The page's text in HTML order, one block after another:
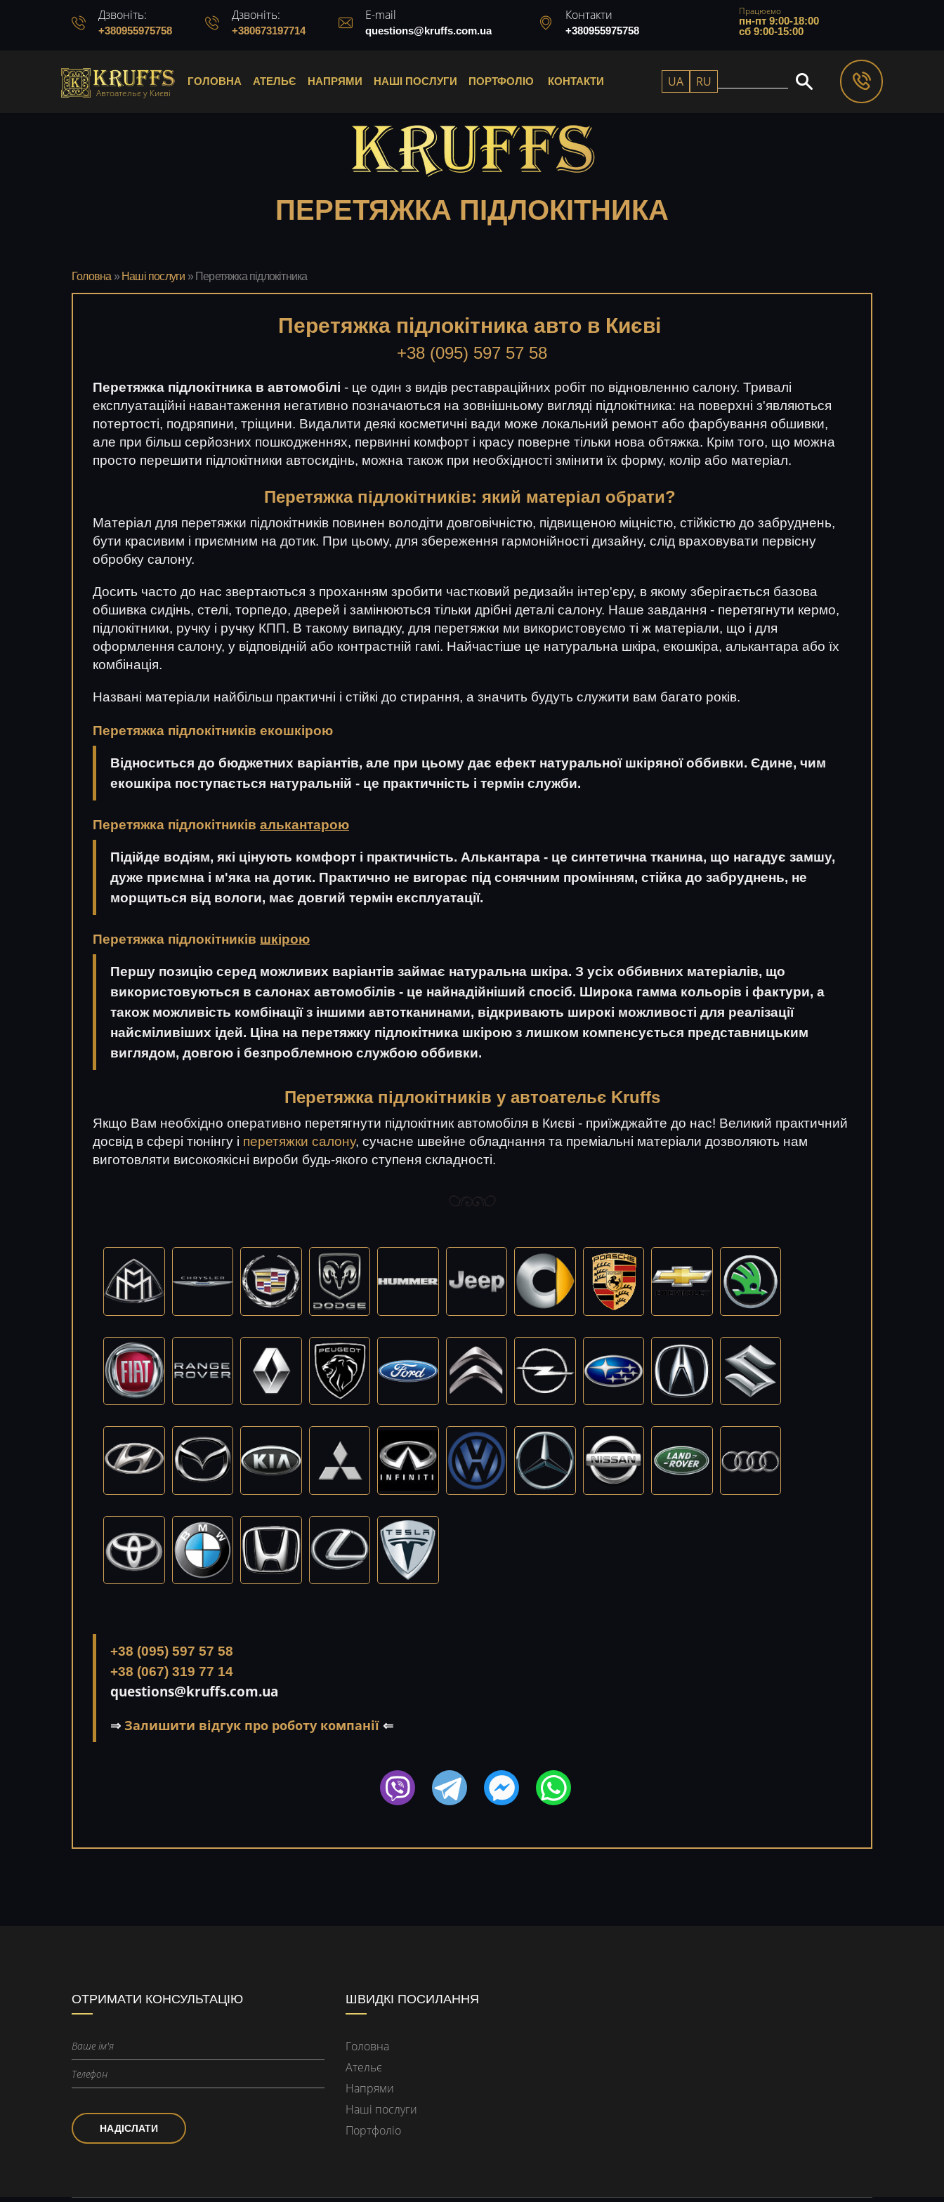
Дзвоніть:
+380955975758
Дзвоніть:
+380673197714
E-mail
questions@kruffs.com.ua
Контакти
+380955975758
Працюємо
пн-пт 9:00-18:00
сб 9:00-15:00
Автоательє у Києві
ГОЛОВНА АТЕЛЬЄ НАПРЯМИ НАШІ ПОСЛУГИ ПОРТФОЛІО КОНТАКТИ UA RU
ПЕРЕТЯЖКА ПІДЛОКІТНИКА
Головна » Наші послуги » Перетяжка підлокітника
Перетяжка підлокітника авто в Києві
+38 (095) 597 57 58
Перетяжка підлокітника в автомобілі - це один з видів реставраційних робіт по відновленню салону. Тривалі
експлуатаційні навантаження негативно позначаються на зовнішньому вигляді підлокітника: на поверхні з'являються
потертості, подряпини, тріщини. Видалити деякі косметичні вади може локальний ремонт або фарбування обшивки,
але при більш серйозних пошкодженнях, первинні комфорт і красу поверне тільки нова обтяжка. Крім того, що можна
просто перешити підлокітники автосидінь, можна також при необхідності змінити їх форму, колір або матеріал.
Перетяжка підлокітників: який матеріал обрати?
Матеріал для перетяжки підлокітників повинен володіти довговічністю, підвищеною міцністю, стійкістю до забруднень,
бути красивим і приємним на дотик. При цьому, для збереження гармонійності дизайну, слід враховувати первісну
обробку салону.
Досить часто до нас звертаються з проханням зробити частковий редизайн інтер'єру, в якому зберігається базова
обшивка сидінь, стелі, торпедо, дверей і замінюються тільки дрібні деталі салону. Наше завдання - перетягнути кермо,
підлокітники, ручку і ручку КПП. В такому випадку, для перетяжки ми використовуємо ті ж матеріали, що і для
оформлення салону, у відповідній або контрастній гамі. Найчастіше це натуральна шкіра, екошкіра, алькантара або їх
комбінація.
Названі матеріали найбільш практичні і стійкі до стирання, а значить будуть служити вам багато років.
Перетяжка підлокітників екошкірою
Відноситься до бюджетних варіантів, але при цьому дає ефект натуральної шкіряної оббивки. Єдине, чим
екошкіра поступається натуральній - це практичність і термін служби.
Перетяжка підлокітників алькантарою
Підійде водіям, які цінують комфорт і практичність. Алькантара - це синтетична тканина, що нагадує замшу,
дуже приємна і м'яка на дотик. Практично не вигорає під сонячним промінням, стійка до забруднень, не
морщиться від вологи, має довгий термін експлуатації.
Перетяжка підлокітників шкірою
Першу позицію серед можливих варіантів займає натуральна шкіра. З усіх оббивних матеріалів, що
використовуються в салонах автомобілів - це найнадійніший спосіб. Широка гамма кольорів і фактури, а
також можливість комбінації з іншими автотканинами, відкривають широкі можливості для реалізації
найсміливіших ідей. Ціна на перетяжку підлокітника шкірою з лишком компенсується представницьким
виглядом, довгою і безпроблемною службою оббивки.
Перетяжка підлокітників у автоательє Kruffs
Якщо Вам необхідно оперативно перетягнути підлокітник автомобіля в Києві - приїжджайте до нас! Великий практичний
досвід в сфері тюнінгу і перетяжки салону, сучасне швейне обладнання та преміальні матеріали дозволяють нам
виготовляти високоякісні вироби будь-якого ступеня складності.
+38 (095) 597 57 58
+38 (067) 319 77 14
questions@kruffs.com.ua
⇒ Залишити відгук про роботу компанії ⇐
ОТРИМАТИ КОНСУЛЬТАЦІЮ
НАДІСЛАТИ
ШВИДКІ ПОСИЛАННЯ
Головна
Ательє
Напрями
Наші послуги
Портфоліо